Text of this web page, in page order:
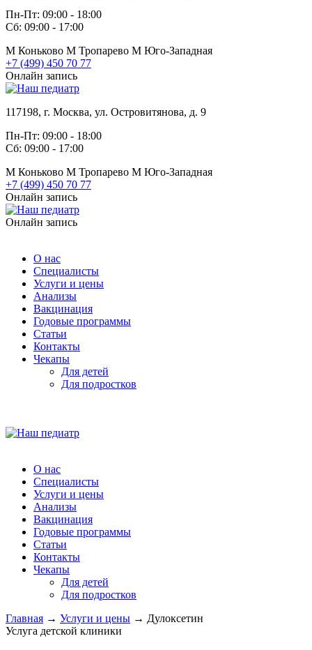
Пн-Пт: 09:00 - 18:00
Сб: 09:00 - 17:00
М Коньково М Тропарево М Юго-Западная
+7 (499) 450 70 77
Онлайн запись
117198, г. Москва, ул. Островитянова, д. 9
Пн-Пт: 09:00 - 18:00
Сб: 09:00 - 17:00
М Коньково М Тропарево М Юго-Западная
+7 (499) 450 70 77
Онлайн запись
Онлайн запись
О нас
Специалисты
Услуги и цены
Анализы
Вакцинация
Годовые программы
Статьи
Контакты
Чекапы
Для детей
Для подростков
О нас
Специалисты
Услуги и цены
Анализы
Вакцинация
Годовые программы
Статьи
Контакты
Чекапы
Для детей
Для подростков
Главная → Услуги и цены → Дулоксетин
Услуга детской клиники